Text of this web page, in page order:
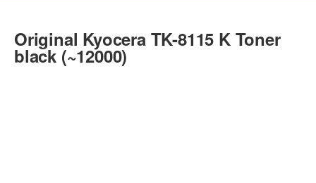
Original Kyocera TK-8115 K Toner
black (~12000)